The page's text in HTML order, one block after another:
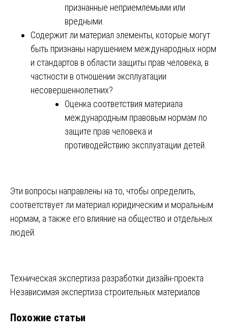
признанные неприемлемыми или
вредными.
Содержит ли материал элементы, которые могут
быть признаны нарушением международных норм
и стандартов в области защиты прав человека, в
частности в отношении эксплуатации
несовершеннолетних?
Оценка соответствия материала
международным правовым нормам по
защите прав человека и
противодействию эксплуатации детей.
Эти вопросы направлены на то, чтобы определить,
соответствует ли материал юридическим и моральным
нормам, а также его влияние на общество и отдельных
людей.
Навигация
записям
Техническая экспертиза разработки дизайн-проекта
Независимая экспертиза строительных материалов
Похожие статьи